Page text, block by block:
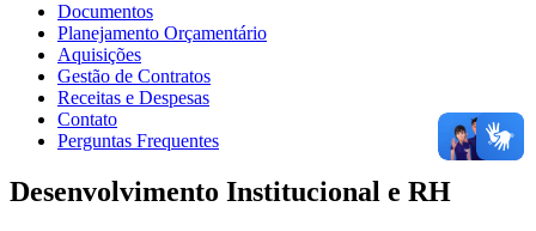
Documentos
Planejamento Orçamentário
Aquisições
Gestão de Contratos
Receitas e Despesas
Contato
Perguntas Frequentes
Desenvolvimento Institucional e RH